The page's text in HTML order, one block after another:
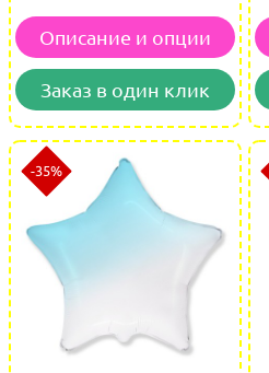
Описание и опции
Заказ в один клик
-35%